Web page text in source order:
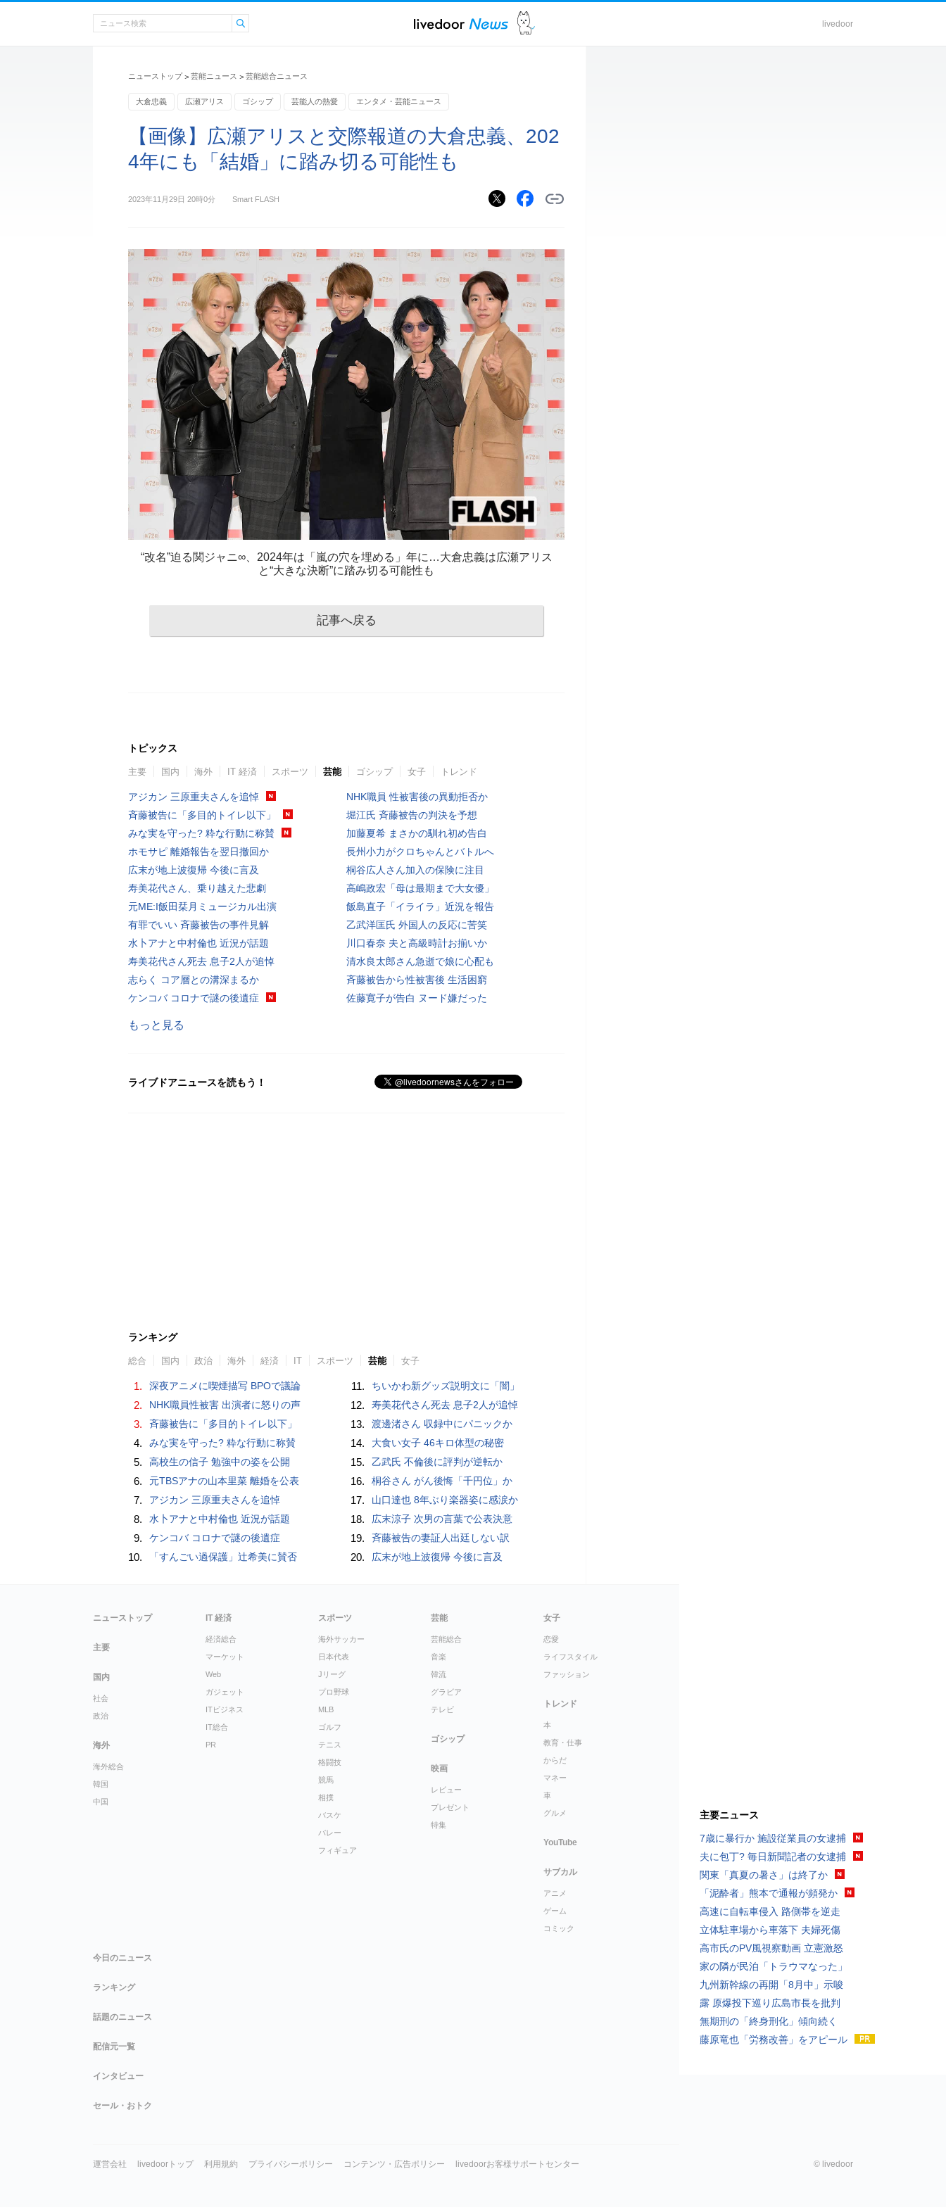
livedoor
ニューストップ > 芸能ニュース > 芸能総合ニュース
大倉忠義 広瀬アリス ゴシップ 芸能人の熱愛 エンタメ・芸能ニュース
【画像】広瀬アリスと交際報道の大倉忠義、202
4年にも「結婚」に踏み切る可能性も
2023年11月29日 20時0分 Smart FLASH
“改名”迫る関ジャニ∞、2024年は「嵐の穴を埋める」年に…大倉忠義は広瀬アリス
と“大きな決断”に踏み切る可能性も
記事へ戻る
トピックス
主要 国内 海外 IT 経済 スポーツ 芸能 ゴシップ 女子 トレンド
アジカン 三原重夫さんを追悼
斉藤被告に「多目的トイレ以下」
みな実を守った? 粋な行動に称賛
ホモサピ 離婚報告を翌日撤回か
広末が地上波復帰 今後に言及
寿美花代さん、乗り越えた悲劇
元ME:I飯田栞月ミュージカル出演
有罪でいい 斉藤被告の事件見解
水卜アナと中村倫也 近況が話題
寿美花代さん死去 息子2人が追悼
志らく コア層との溝深まるか
ケンコバ コロナで謎の後遺症
NHK職員 性被害後の異動拒否か
堀江氏 斉藤被告の判決を予想
加藤夏希 まさかの馴れ初め告白
長州小力がクロちゃんとバトルへ
桐谷広人さん加入の保険に注目
高嶋政宏「母は最期まで大女優」
飯島直子「イライラ」近況を報告
乙武洋匡氏 外国人の反応に苦笑
川口春奈 夫と高級時計お揃いか
清水良太郎さん急逝で娘に心配も
斉藤被告から性被害後 生活困窮
佐藤寛子が告白 ヌード嫌だった
もっと見る
ライブドアニュースを読もう！
ランキング
総合 国内 政治 海外 経済 IT スポーツ 芸能 女子
1. 深夜アニメに喫煙描写 BPOで議論
2. NHK職員性被害 出演者に怒りの声
3. 斉藤被告に「多目的トイレ以下」
4. みな実を守った? 粋な行動に称賛
5. 高校生の信子 勉強中の姿を公開
6. 元TBSアナの山本里菜 離婚を公表
7. アジカン 三原重夫さんを追悼
8. 水卜アナと中村倫也 近況が話題
9. ケンコバ コロナで謎の後遺症
10. 「すんごい過保護」辻希美に賛否
11. ちいかわ新グッズ説明文に「闇」
12. 寿美花代さん死去 息子2人が追悼
13. 渡邊渚さん 収録中にパニックか
14. 大食い女子 46キロ体型の秘密
15. 乙武氏 不倫後に評判が逆転か
16. 桐谷さん がん後悔「千円位」か
17. 山口達也 8年ぶり楽器姿に感涙か
18. 広末涼子 次男の言葉で公表決意
19. 斉藤被告の妻証人出廷しない訳
20. 広末が地上波復帰 今後に言及
主要ニュース
7歳に暴行か 施設従業員の女逮捕
夫に包丁? 毎日新聞記者の女逮捕
関東「真夏の暑さ」は終了か
「泥酔者」熊本で通報が頻発か
高速に自転車侵入 路側帯を逆走
立体駐車場から車落下 夫婦死傷
高市氏のPV風視察動画 立憲激怒
家の隣が民泊「トラウマなった」
九州新幹線の再開「8月中」示唆
露 原爆投下巡り広島市長を批判
無期刑の「終身刑化」傾向続く
藤原竜也「労務改善」をアピール
ニューストップ
主要
国内
社会
政治
海外
海外総合
韓国
中国
IT 経済
経済総合
マーケット
Web
ガジェット
ITビジネス
IT総合
PR
スポーツ
海外サッカー
日本代表
Jリーグ
プロ野球
MLB
ゴルフ
テニス
格闘技
競馬
相撲
バスケ
バレー
フィギュア
芸能
芸能総合
音楽
韓流
グラビア
テレビ
ゴシップ
映画
レビュー
プレゼント
特集
女子
恋愛
ライフスタイル
ファッション
トレンド
本
教育・仕事
からだ
マネー
車
グルメ
YouTube
サブカル
アニメ
ゲーム
コミック
今日のニュース
ランキング
話題のニュース
配信元一覧
インタビュー
セール・おトク
運営会社 livedoorトップ 利用規約 プライバシーポリシー コンテンツ・広告ポリシー livedoorお客様サポートセンター © livedoor